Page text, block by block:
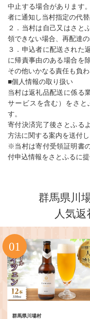
中止する場合があります
者に通知し当村指定の代
２．当村は自己又はさと
領できない場合、再配達
３．申込者に配送された
に帰責事由のある場合を
その他いかなる責任も負
■個人情報の取り扱い
当村は返礼品配送に係る
サービスを含む）をさと
す。
寄付決済完了後さとふる
方法に関する案内を送付し
※当村は寄付受領証明書
付申込情報をさとふるに提
群馬県川
人気
群馬県川場村